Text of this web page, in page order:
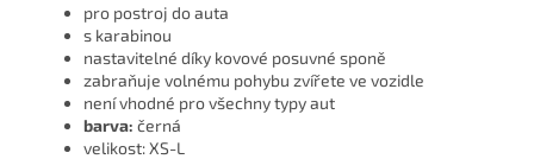
pro postroj do auta
s karabinou
nastavitelné díky kovové posuvné sponě
zabraňuje volnému pohybu zvířete ve vozidle
není vhodné pro všechny typy aut
barva: černá
velikost: XS-L